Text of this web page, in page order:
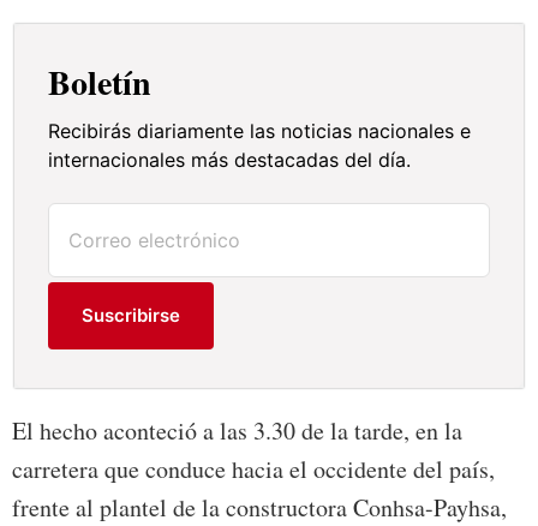
Boletín
Recibirás diariamente las noticias nacionales e
internacionales más destacadas del día.
Suscribirse
El hecho aconteció a las 3.30 de la tarde, en la
carretera que conduce hacia el occidente del país,
frente al plantel de la constructora Conhsa-Payhsa,